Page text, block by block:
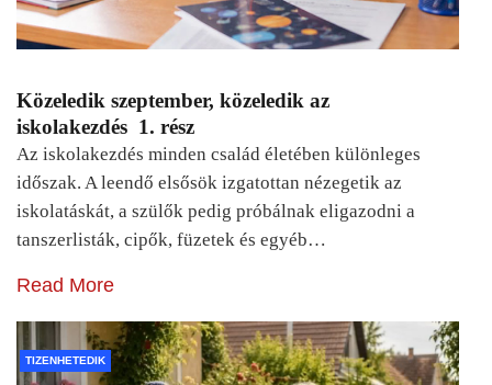
Közeledik szeptember, közeledik az
iskolakezdés 1. rész
Az iskolakezdés minden család életében különleges
időszak. A leendő elsősök izgatottan nézegetik az
iskolatáskát, a szülők pedig próbálnak eligazodni a
tanszerlisták, cipők, füzetek és egyéb…
Read More
TIZENHETEDIK